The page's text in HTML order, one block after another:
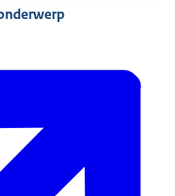
. Zij kunnen u advies geven.
27 jaar op het moment dat (een van)
u inwoont overlijdt)?
de huur van uw ouders in principe niet.